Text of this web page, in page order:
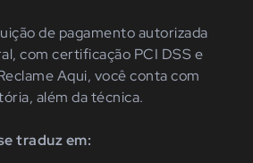
de pagamento autorizada
com certificação PCI DSS e
Aqui, você conta com
além da técnica.
traduz em: